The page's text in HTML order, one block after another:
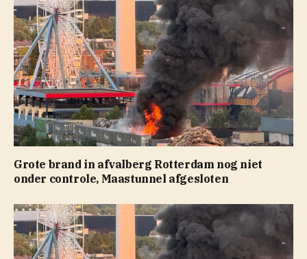
Grote brand in afvalberg Rotterdam nog niet
onder controle, Maastunnel afgesloten